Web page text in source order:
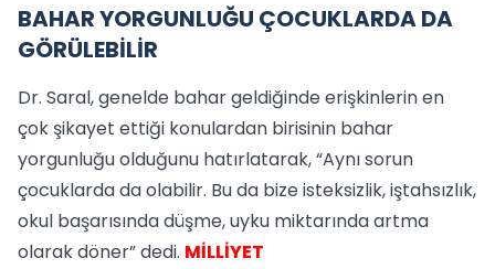
BAHAR YORGUNLUĞU ÇOCUKLARDA DA
GÖRÜLEBİLİR
Dr. Saral, genelde bahar geldiğinde erişkinlerin en
çok şikayet ettiği konulardan birisinin bahar
yorgunluğu olduğunu hatırlatarak, “Aynı sorun
çocuklarda da olabilir. Bu da bize isteksizlik, iştahsızlık,
okul başarısında düşme, uyku miktarında artma
olarak döner” dedi. MİLLİYET